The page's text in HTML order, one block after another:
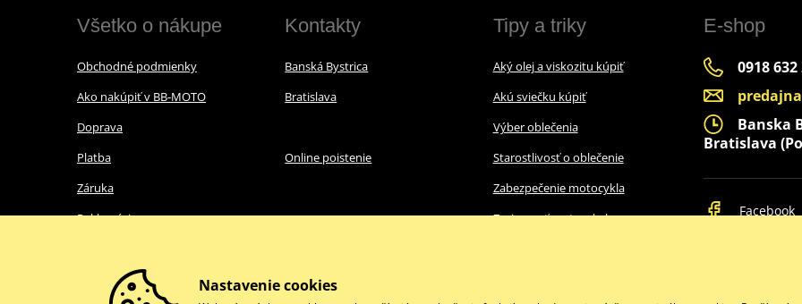
Všetko o nákupe
Obchodné podmienky
Ako nakúpiť v BB-MOTO
Doprava
Platba
Záruka
Reklamácie
Nákup s nulovou DPH
Kontakty
Banská Bystrica
Bratislava
Online poistenie
Tipy a triky
Aký olej a viskozitu kúpiť
Akú sviečku kúpiť
Výber oblečenia
Starostlivosť o oblečenie
Zabezpečenie motocykla
Zazimovať motocykel
E-shop
0918 632
Banska
Bratislava
Facebook
Nastavenie cookies